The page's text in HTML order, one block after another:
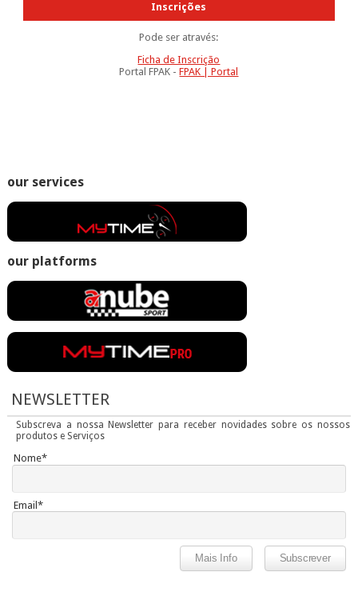
Inscrições
Pode ser através:
Ficha de Inscrição
Portal FPAK -FPAK | Portal
our services
our platforms
NEWSLETTER
Subscreva a nossa Newsletter para receber novidades sobre os nossos
produtos e Serviços
Nome*
Email*